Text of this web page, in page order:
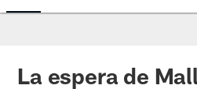
La espera de